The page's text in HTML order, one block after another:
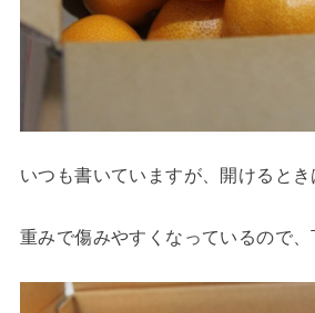
いつも書いていますが、開けるとき
重みで傷みやすくなっているので、